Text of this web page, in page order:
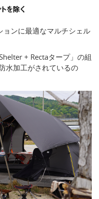
ンに最適なマルチシェル
+ Rectaタープ」の組
水加工がされているの